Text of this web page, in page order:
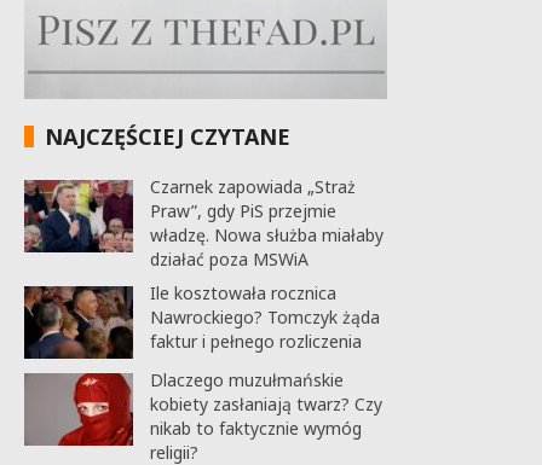
NAJCZĘŚCIEJ CZYTANE
Czarnek zapowiada „Straż
Praw”, gdy PiS przejmie
władzę. Nowa służba miałaby
działać poza MSWiA
Ile kosztowała rocznica
Nawrockiego? Tomczyk żąda
faktur i pełnego rozliczenia
Dlaczego muzułmańskie
kobiety zasłaniają twarz? Czy
nikab to faktycznie wymóg
religii?